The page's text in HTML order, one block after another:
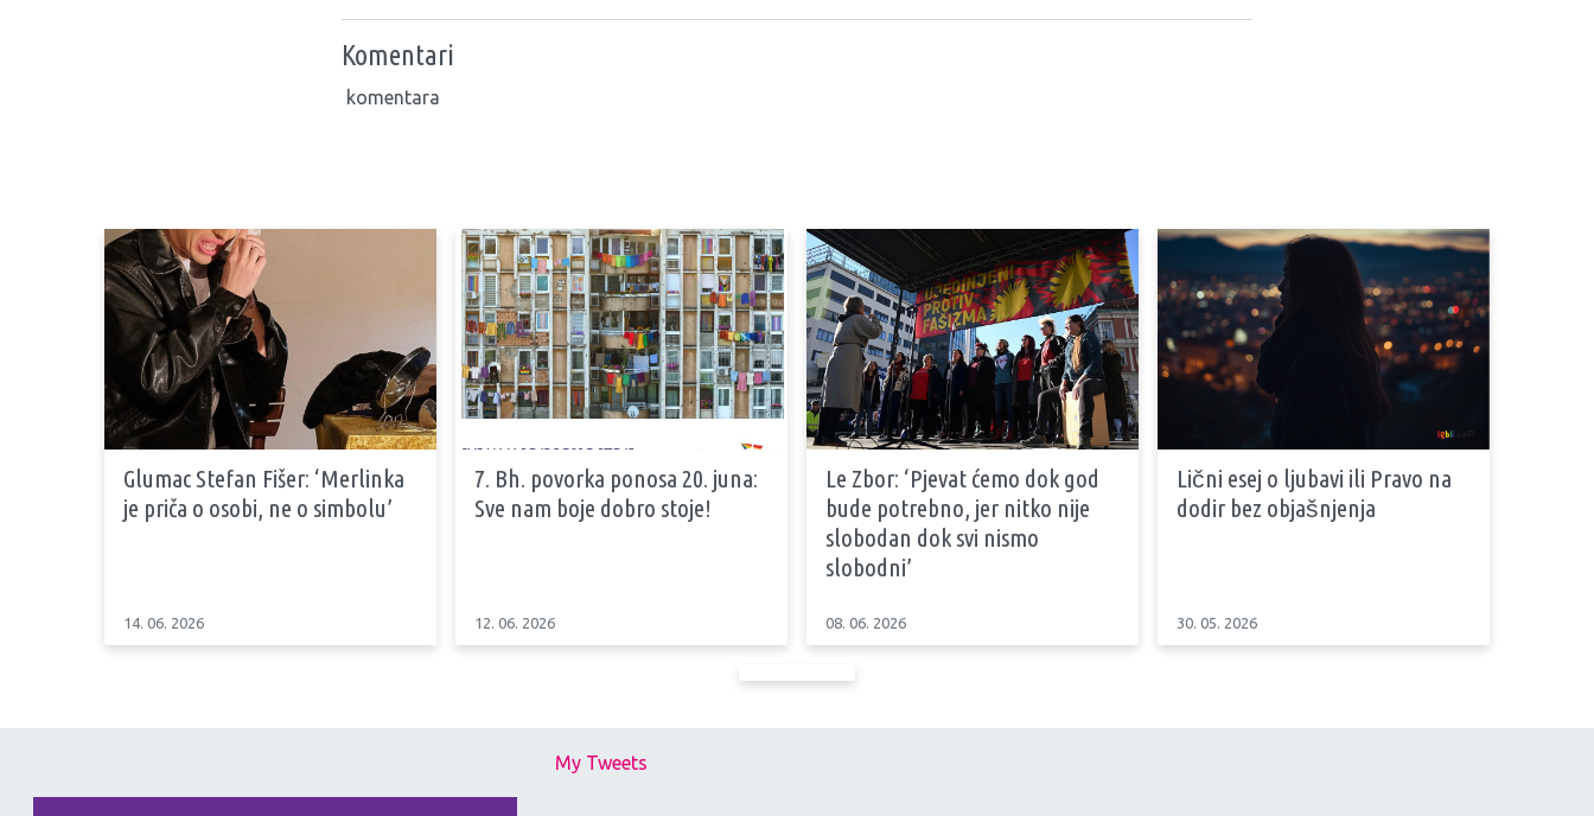
Komentari
komentara
Glumac Stefan Fišer: ‘Merlinka
je priča o osobi, ne o simbolu’
14. 06. 2026
7. Bh. povorka ponosa 20. juna:
Sve nam boje dobro stoje!
12. 06. 2026
Le Zbor: ‘Pjevat ćemo dok god
bude potrebno, jer nitko nije
slobodan dok svi nismo
slobodni’
08. 06. 2026
Lični esej o ljubavi ili Pravo na
dodir bez objašnjenja
30. 05. 2026
My Tweets